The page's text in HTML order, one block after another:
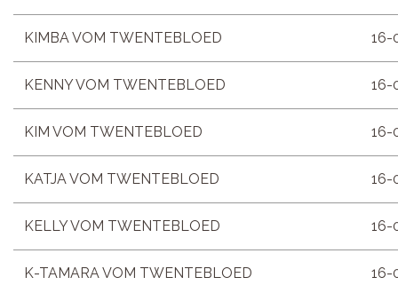
KIMBA VOM TWENTEBLOED 16-
KENNY VOM TWENTEBLOED 16-
KIM VOM TWENTEBLOED 16-
KATJA VOM TWENTEBLOED 16-
KELLY VOM TWENTEBLOED 16-
K-TAMARA VOM TWENTEBLOED 16-